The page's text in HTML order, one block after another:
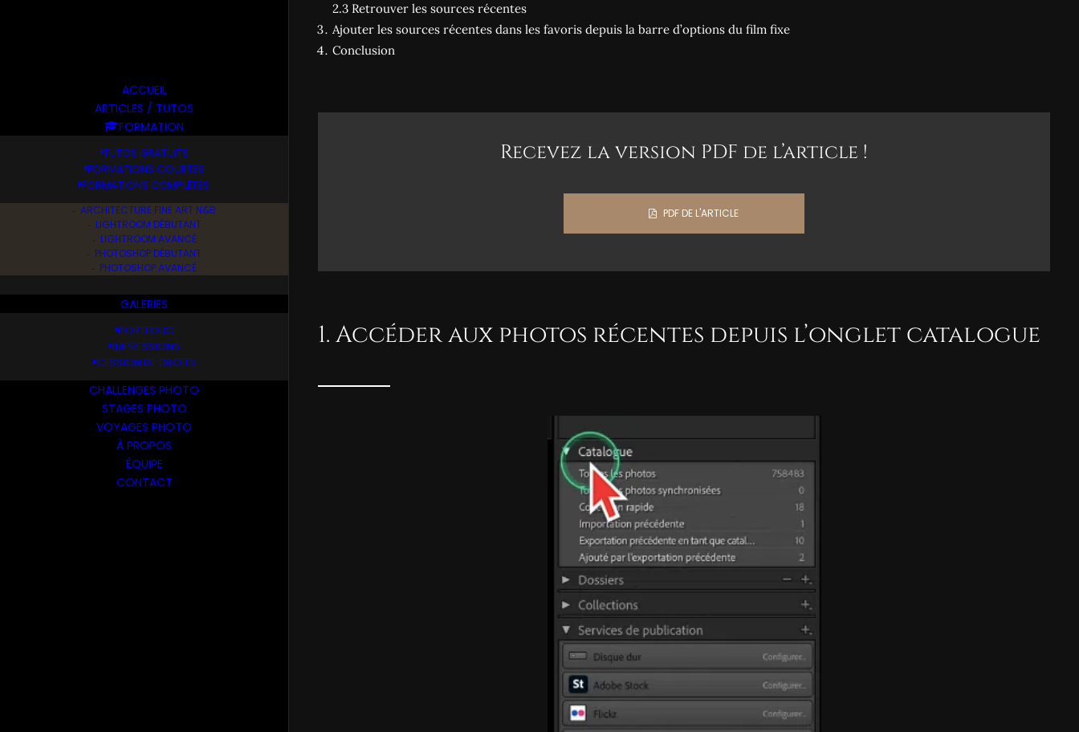
ACCUEIL
ARTICLES / TUTOS
FORMATION
TUTOS GRATUITS
FORMATIONS COURTES
FORMATIONS COMPLÈTES
ARCHITECTURE FINE ART N&B
LIGHTROOM DÉBUTANT
LIGHTROOM AVANCÉ
PHOTOSHOP DÉBUTANT
PHOTOSHOP AVANCÉ
GALERIES
PORTFOLIO
IMPRESSIONS
CESSION DE DROITS
CHALLENGES PHOTO
STAGES PHOTO
VOYAGES PHOTO
À PROPOS
ÉQUIPE
CONTACT
2.3 Retrouver les sources récentes
Ajouter les sources récentes dans les favoris depuis la barre d’options du film fixe
Conclusion
Recevez la version PDF de l’article !
PDF DE L'ARTICLE
1. Accéder aux photos récentes depuis l’onglet catalogue